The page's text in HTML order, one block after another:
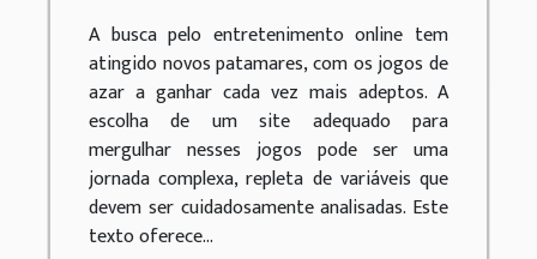
de mensageiros
A busca pelo entretenimento online tem
atingido novos patamares, com os jogos de
azar a ganhar cada vez mais adeptos. A
escolha de um site adequado para
mergulhar nesses jogos pode ser uma
jornada complexa, repleta de variáveis que
devem ser cuidadosamente analisadas. Este
texto oferece...